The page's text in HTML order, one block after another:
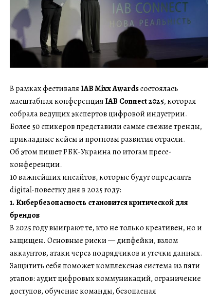
В рамках фестиваляIAB Mixx Awardsсостоялась
масштабная конференцияIAB Connect 2025, которая
собрала ведущих экспертов цифровой индустрии.
Более 50 спикеров представили самые свежие тренды,
прикладные кейсы и прогнозы развития отрасли.
Об этом пишет РБК-Украина по итогам пресс-
конференции.
10 важнейших инсайтов, которые будут определять
digital-повестку дня в 2025 году:
1. Кибербезопасность становится критической для
брендов
В 2025 году выиграют те, кто не только креативен, но и
защищен. Основные риски — дипфейки, взлом
аккаунтов, атаки через подрядчиков и утечки данных.
Защитить себя поможет комплексная система из пяти
этапов: аудит цифровых коммуникаций, ограничение
доступов, обучение команды, безопасная